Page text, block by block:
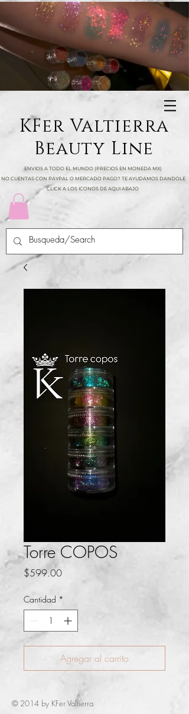
KFer Valtierra
Beauty Line
ENVIOS A TODO EL MUNDO (PRECIOS EN MONEDA MX)
NO CUENTAS CON PAYPAL O MERCADO PAGO? TE AYUDAMOS DANDOLE
CLICK A LOS ICONOS DE AQUI ABAJO
Torre COPOS
$599.00Precio
Cantidad *
Agregar al carrito
© 2014 by KFer Valtierra